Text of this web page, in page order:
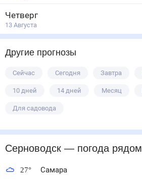
Четверг
13 Августа
Другие прогнозы
Сейчас Сегодня Завтра
10 дней 14 дней Месяц
Для садовода
Серноводск — погода рядом
27° Самара